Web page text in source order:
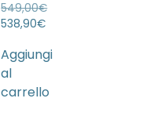
549,00€
538,90€
Aggiungi
al
carrello